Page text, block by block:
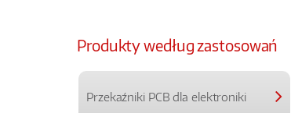
Produkty według zastosowań
Przekaźniki PCB dla elektroniki